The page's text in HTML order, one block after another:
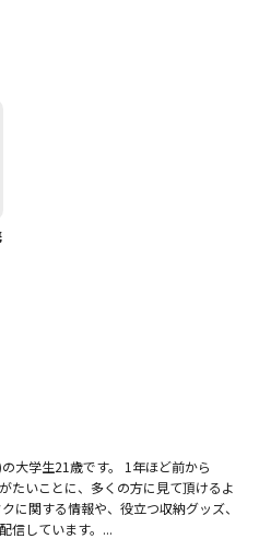
歳です。 1年ほど前から
たいことに、多くの方に見て頂けるよ
信しています。...